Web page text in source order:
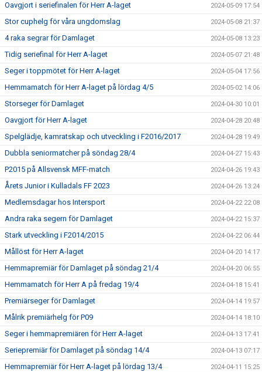
Oavgjort i seriefinalen för Herr A-laget 2024-05-09 17:54
Stor cuphelg för våra ungdomslag 2024-05-08 21:37
4 raka segrar för Damlaget 2024-05-08 13:23
Tidig seriefinal för Herr A-laget 2024-05-07 21:48
Seger i toppmötet för Herr A-laget 2024-05-04 17:56
Hemmamatch för Herr A-laget på lördag 4/5 2024-05-02 14:06
Storseger för Damlaget 2024-04-30 10:01
Oavgjort för Herr A-laget 2024-04-28 20:48
Spelglädje, kamratskap och utveckling i F2016/2017 2024-04-28 19:49
Dubbla seniormatcher på söndag 28/4 2024-04-27 15:43
P2015 på Allsvensk MFF-match 2024-04-26 19:43
Årets Junior i Kulladals FF 2023 2024-04-26 13:24
Medlemsdagar hos Intersport 2024-04-22 22:08
Andra raka segern för Damlaget 2024-04-22 15:37
Stark utveckling i F2014/2015 2024-04-22 06:44
Mållöst för Herr A-laget 2024-04-20 14:17
Hemmapremiär för Damlaget på söndag 21/4 2024-04-20 06:55
Hemmamatch för Herr A på fredag 19/4 2024-04-18 15:41
Premiärseger för Damlaget 2024-04-14 19:57
Målrik premiärhelg för P09 2024-04-14 18:10
Seger i hemmapremiären för Herr A-laget 2024-04-13 17:41
Seriepremiär för Damlaget på söndag 14/4 2024-04-13 07:17
Hemmapremiär för Herr A-laget på lördag 13/4 2024-04-11 15:25